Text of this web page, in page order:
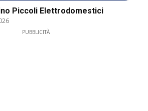
Piccoli Elettrodomestici
PUBBLICITÀ